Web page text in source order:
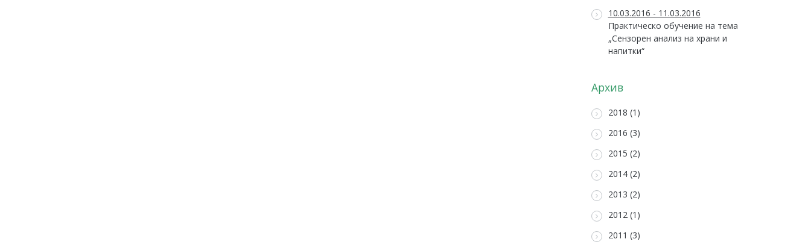
10.03.2016 - 11.03.2016
Практическо обучение на тема
„Сензорен анализ на храни и
напитки“
Архив
2018 (1)
2016 (3)
2015 (2)
2014 (2)
2013 (2)
2012 (1)
2011 (3)